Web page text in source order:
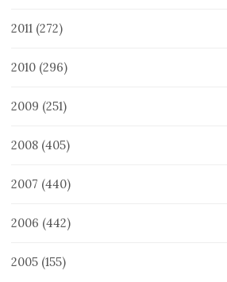
2011 (272)
2010 (296)
2009 (251)
2008 (405)
2007 (440)
2006 (442)
2005 (155)